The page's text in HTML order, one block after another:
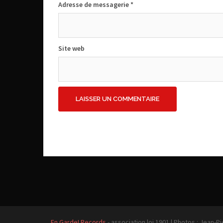
Adresse de messagerie*
Site web